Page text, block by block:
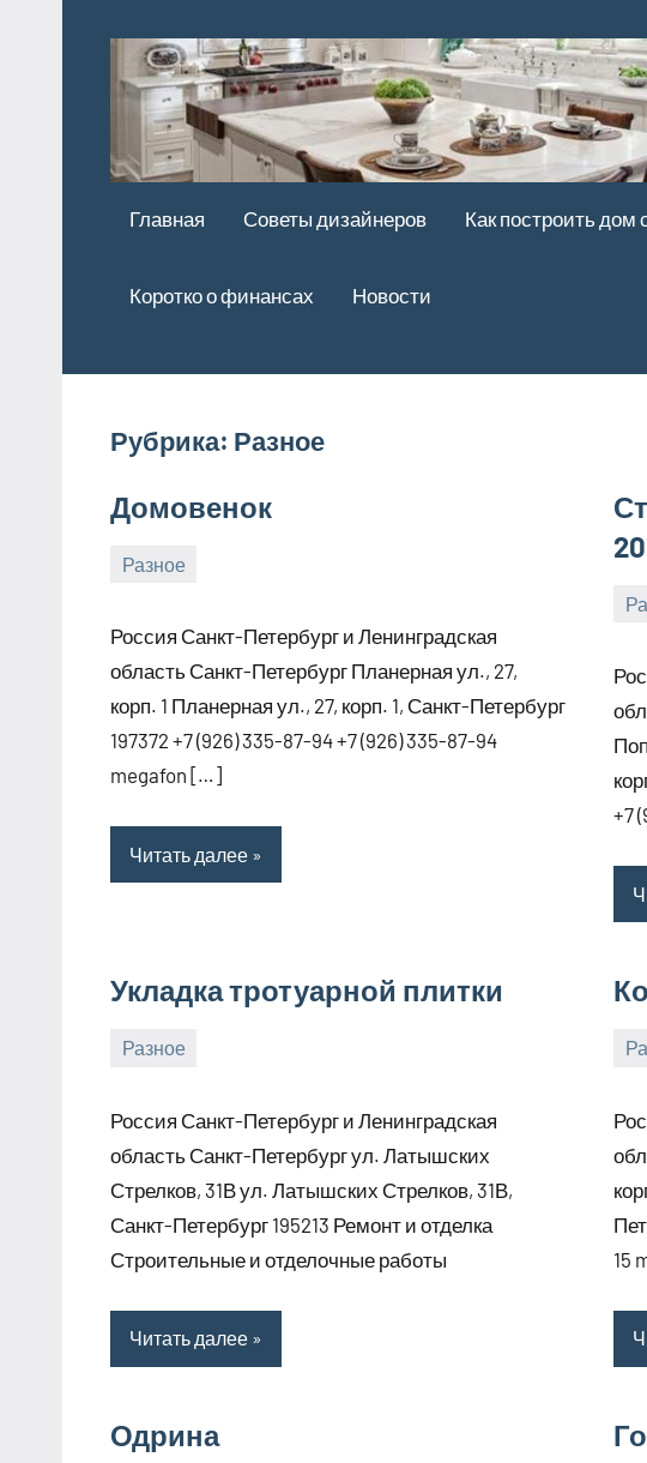
содержимому
Главная Советы дизайнеров Как построить дом
Коротко о финансах Новости
Рубрика: Разное
Домовенок
Разное
2025
Россия Санкт-Петербург и Ленинградская
область Санкт-Петербург Планерная ул., 27,
корп. 1 Планерная ул., 27, корп. 1, Санкт-Петербург
197372 +7 (926) 335-87-94 +7 (926) 335-87-94
megafon […]
Читать далее
+7
Укладка тротуарной плитки
Разное
2025
Россия Санкт-Петербург и Ленинградская
область Санкт-Петербург ул. Латышских
Стрелков, 31В ул. Латышских Стрелков, 31В,
Санкт-Петербург 195213 Ремонт и отделка
Строительные и отделочные работы
Читать далее
15
Одрина